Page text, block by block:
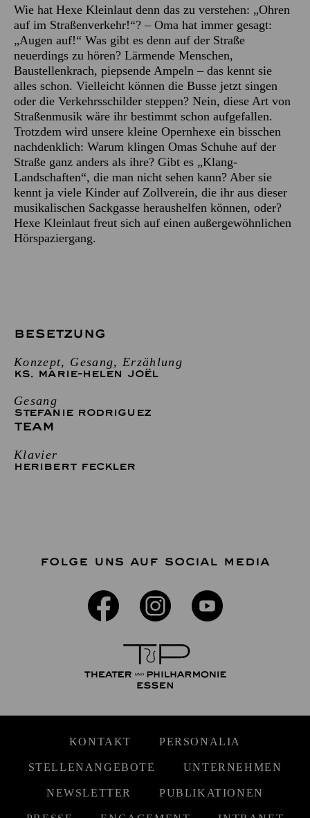
Wie hat Hexe Kleinlaut denn das zu verstehen: „Ohren
auf im Straßenverkehr!“? – Oma hat immer gesagt:
„Augen auf!“ Was gibt es denn auf der Straße
neuerdings zu hören? Lärmende Menschen,
Baustellenkrach, piepsende Ampeln – das kennt sie
alles schon. Vielleicht können die Busse jetzt singen
oder die Verkehrsschilder steppen? Nein, diese Art von
Straßenmusik wäre ihr bestimmt schon aufgefallen.
Trotzdem wird unsere kleine Opernhexe ein bisschen
nachdenklich: Warum klingen Omas Schuhe auf der
Straße ganz anders als ihre? Gibt es „Klang-
Landschaften“, die man nicht sehen kann? Aber sie
kennt ja viele Kinder auf Zollverein, die ihr aus dieser
musikalischen Sackgasse heraushelfen können, oder?
Hexe Kleinlaut freut sich auf einen außergewöhnlichen
Hörspaziergang.
BESETZUNG
Konzept, Gesang, Erzählung
KS. MARIE-HELEN JOËL
Gesang
STEFANIE RODRIGUEZ
TEAM
Klavier
HERIBERT FECKLER
FOLGE UNS AUF SOCIAL MEDIA
KONTAKT PERSONALIA
STELLENANGEBOTE UNTERNEHMEN
NEWSLETTER PUBLIKATIONEN